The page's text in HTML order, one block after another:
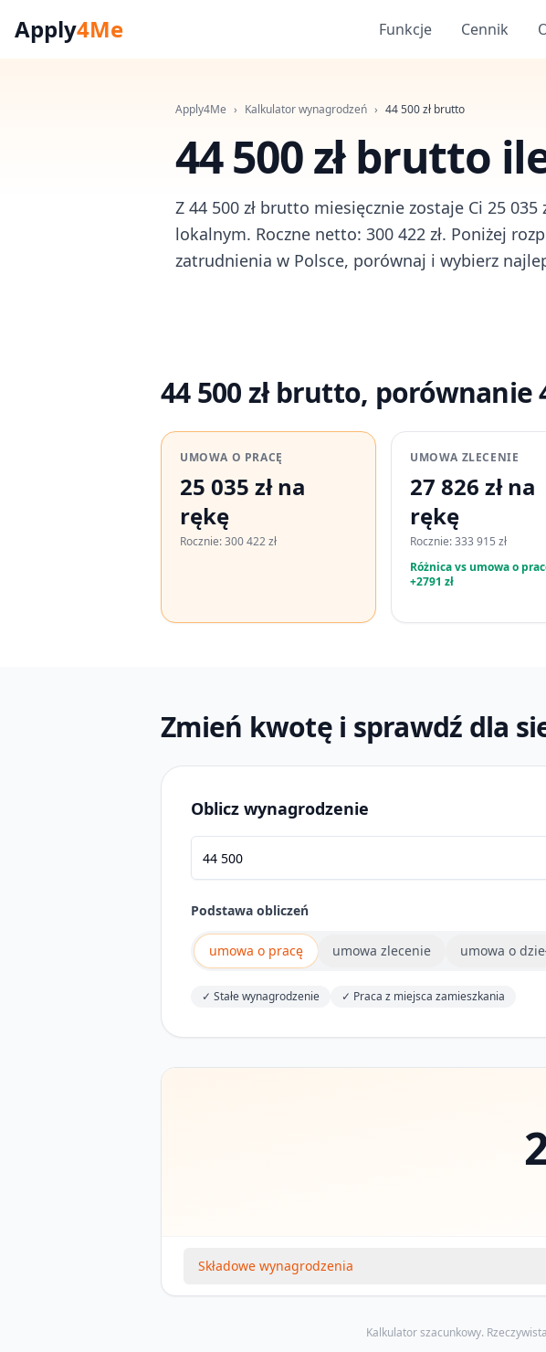
Apply4Me Funkcje Cennik
Apply4Me › Kalkulator wynagrodzeń › 44 500zł brutto
44 500 zł brutto
Z 44 500 zł brutto miesięcznie zostaje Ci 25
lokalnym. Roczne netto: 300 422 zł. Poniżej
zatrudnienia w Polsce, porównaj i wybierz
44 500 zł brutto, porównanie
UMOWA O PRACĘ
25 035 zł na
rękę
Rocznie: 300 422 zł
UMOWA ZLECENIE
27 826 zł na
rękę
Rocznie: 333 915 zł
Różnica vs umowa o
+2791 zł
Zmień kwotę i sprawdź dla
Oblicz wynagrodzenie
Podstawa obliczeń
umowa o pracę umowa zlecenie umowa o
✓ Stałe wynagrodzenie ✓ Praca z miejsca zamieszkania
Składowe wynagrodzenia
Kalkulator szacunkowy.